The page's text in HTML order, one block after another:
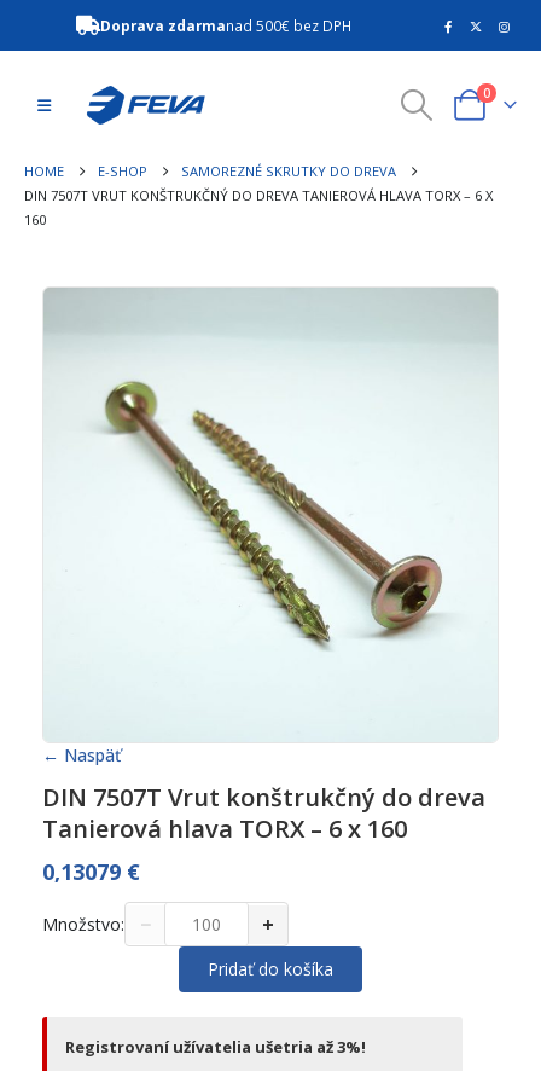
Doprava zdarmanad 500€ bez DPH
0
HOME E-SHOP
SAMOREZNÉ SKRUTKY DO DREVA
DIN 7507T VRUT KONŠTRUKČNÝ DO DREVA TANIEROVÁ HLAVA TORX – 6 X
160
← Naspäť
DIN 7507T Vrut konštrukčný do dreva
Tanierová hlava TORX – 6 x 160
0,13079 €
Množstvo: − +
Pridať do košíka
Registrovaní užívatelia ušetria až 3%!